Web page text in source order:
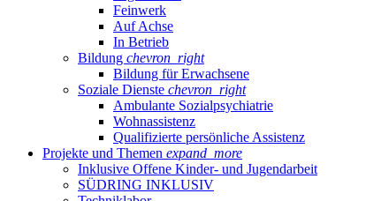
Feinwerk
Auf Achse
In Betrieb
Bildung chevron_right
Bildung für Erwachsene
Soziale Dienste chevron_right
Ambulante Sozialpsychiatrie
Wohnassistenz
Qualifizierte persönliche Assistenz
Projekte und Themen expand_more
Inklusive Offene Kinder- und Jugendarbeit
SÜDRING INKLUSIV